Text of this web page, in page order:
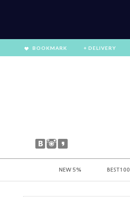
BOOKMARK + DELIVERY
NEW 5% BEST100